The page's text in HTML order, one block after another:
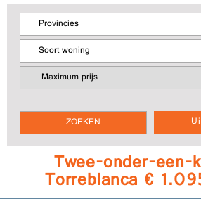
Provincies
Soort woning
Twee-onder-een-
Torreblanca €